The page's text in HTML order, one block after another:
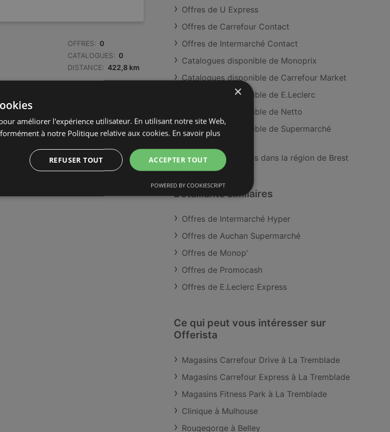
OFFRES: 0
CATALOGUES: 0
DISTANCE: 422,8 km
DISTANCE: 422,8 km
Offres de U Express
Offres de Carrefour Contact
Offres de Intermarché Contact
Catalogues disponible de Monoprix
Catalogues disponible de Carrefour Market
Catalogues disponible de E.Leclerc
Catalogues disponible de Netto
Catalogues disponible de Supermarché
MATCH
Magasins U Express dans la région de Brest
Détaillants similaires
Offres de Intermarché Hyper
Offres de Auchan Supermarché
Offres de Monop'
Offres de Promocash
Offres de E.Leclerc Express
Ce qui peut vous intéresser sur
Offerista
Magasins Carrefour Drive à La Tremblade
Magasins Carrefour Express à La Tremblade
Magasins Fitness Park à La Tremblade
Clinique à Mulhouse
Rougegorge à Belley
×
améliorer l'expérience utilisateur. En utilisant notre site Web,
à notre Politique relative aux cookies. En savoir plus
ACCEPTER TOUT
REFUSER TOUT
POWERED BY COOKIESCRIPT